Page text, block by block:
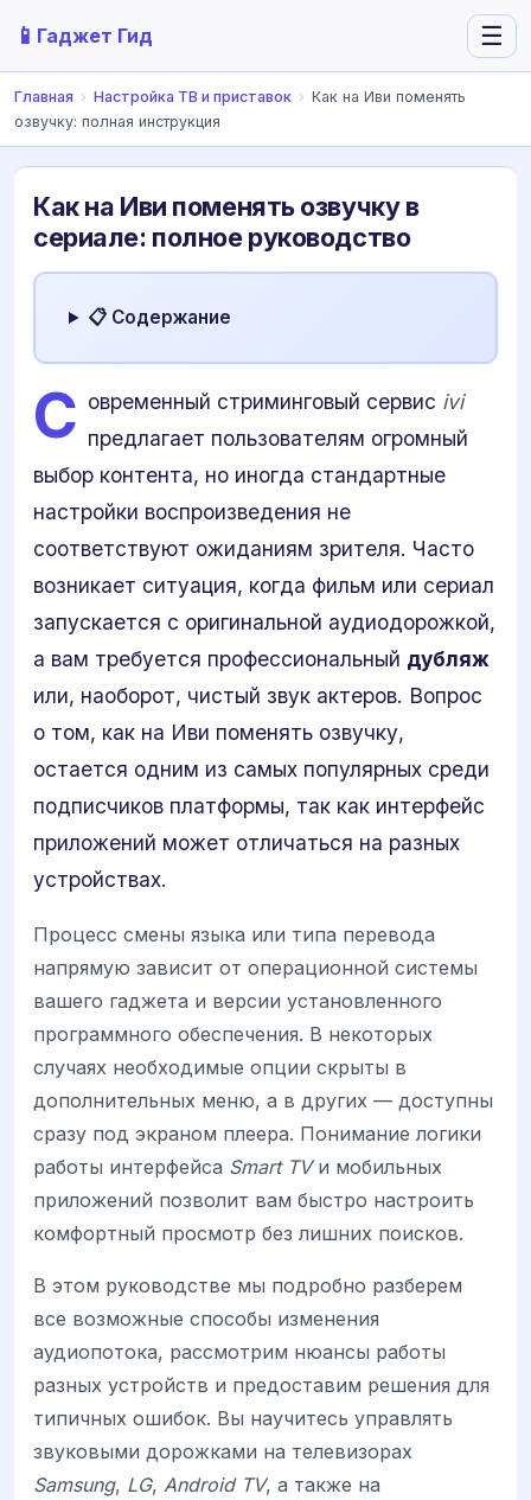
📱 Гаджет Гид ☰
Главная › Настройка ТВ и приставок › Как на Иви поменять
озвучку: полная инструкция
Как на Иви поменять озвучку в
сериале: полное руководство
📋 Содержание
С овременный стриминговый сервис ivi
предлагает пользователям огромный
выбор контента, но иногда стандартные
настройки воспроизведения не
соответствуют ожиданиям зрителя. Часто
возникает ситуация, когда фильм или сериал
запускается с оригинальной аудиодорожкой,
а вам требуется профессиональный дубляж
или, наоборот, чистый звук актеров. Вопрос
о том, как на Иви поменять озвучку,
остается одним из самых популярных среди
подписчиков платформы, так как интерфейс
приложений может отличаться на разных
устройствах.
Процесс смены языка или типа перевода
напрямую зависит от операционной системы
вашего гаджета и версии установленного
программного обеспечения. В некоторых
случаях необходимые опции скрыты в
дополнительных меню, а в других — доступны
сразу под экраном плеера. Понимание логики
работы интерфейса Smart TVи мобильных
приложений позволит вам быстро настроить
комфортный просмотр без лишних поисков.
В этом руководстве мы подробно разберем
все возможные способы изменения
аудиопотока, рассмотрим нюансы работы
разных устройств и предоставим решения для
типичных ошибок. Вы научитесь управлять
звуковыми дорожками на телевизорах
Samsung, LG, Android TV, а также на